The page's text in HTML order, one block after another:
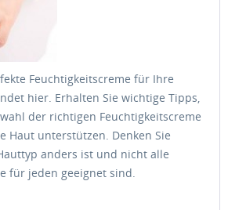
Feuchtigkeitscreme für Ihre
hier. Erhalten Sie wichtige Tipps,
der richtigen Feuchtigkeitscreme
Haut unterstützen. Denken Sie
anders ist und nicht alle
für jeden geeignet sind.